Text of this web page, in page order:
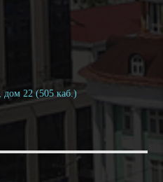
дом 22 (505 каб.)